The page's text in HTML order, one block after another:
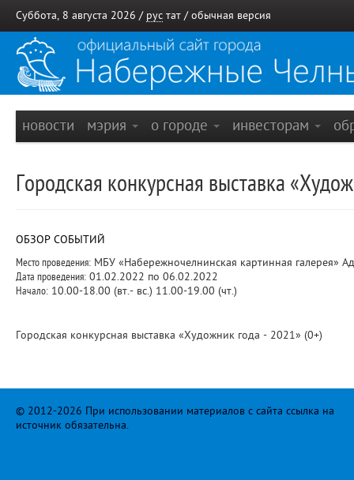
Суббота, 8 августа 2026 / рус тат / обычная версия
новости мэрия о городе инвесторам
Городская конкурсная выставка
ОБЗОР СОБЫТИЙ
Место проведения: МБУ «Набережночелнинская картинная галерея»
Дата проведения: 01.02.2022 по 06.02.2022
Начало: 10.00-18.00 (вт.- вс.) 11.00-19.00 (чт.)
Городская конкурсная выставка «Художник года - 2021» (0+)
© 2012-2026 При использовании материалов с сайта ссылка на
источник обязательна.